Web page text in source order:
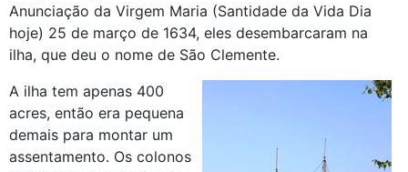
Anunciação da Virgem Maria (Santidade da Vida Dia
hoje) 25 de março de 1634, eles desembarcaram na
ilha, que deu o nome de São Clemente.
A ilha tem apenas 400
acres, então era pequena
demais para montar um
assentamento. Os colonos